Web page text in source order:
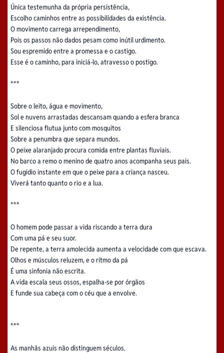
Única testemunha da própria persistência,
Escolho caminhos entre as possibilidades da existência.
O movimento carrega arrependimento,
Pois os passos não dados pesam como inútil urdimento.
Sou espremido entre a promessa e o castigo.
Esse é o caminho, para iniciá-lo, atravesso o postigo.
***
Sobre o leito, água e movimento,
Sol e nuvens arrastadas descansam quando a esfera branca
E silenciosa flutua junto com mosquitos
Sobre a penumbra que separa mundos.
O peixe alaranjado procura comida entre plantas fluviais.
No barco a remo o menino de quatro anos acompanha seus pais.
O fugidio instante em que o peixe para a criança nasceu.
Viverá tanto quanto o rio e a lua.
***
O homem pode passar a vida riscando a terra dura
Com uma pá e seu suor.
De repente, a terra amolecida aumenta a velocidade com que escava.
Olhos e músculos reluzem, e o ritmo da pá
É uma sinfonia não escrita.
A vida escala seus ossos, espalha-se por órgãos
E funde sua cabeça com o céu que a envolve.
***
As manhãs azuis não distinguem séculos.